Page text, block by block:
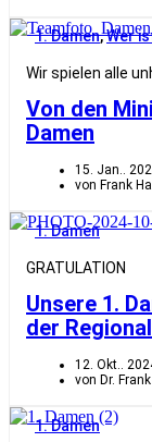
1. Damen,Wer
Wir spielen alle
Von den
Damen
15. Jan..
von Frank
1. Damen
GRATULATION
Unsere 1.
der
12. Okt..
von Dr.
1. Damen